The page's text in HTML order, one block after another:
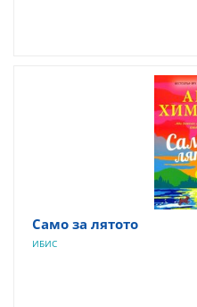
Само за лятото
ИБИС